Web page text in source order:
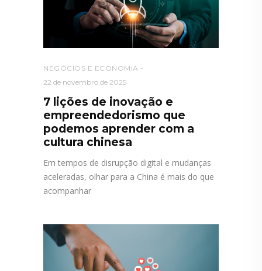
NEGÓCIOS E ECONOMIA
22 de novembro de 2025
7 lições de inovação e
empreendedorismo que
podemos aprender com a
cultura chinesa
Em tempos de disrupção digital e mudanças
aceleradas, olhar para a China é mais do que
acompanhar